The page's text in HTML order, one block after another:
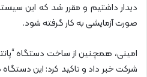
دیدار داشتیم و مقرر شد که این
صورت آزمایشی به کار گرفته شود.
امینی، همچنین از ساخت دستگاه
شرکت خبر داد و تاکید کرد: این